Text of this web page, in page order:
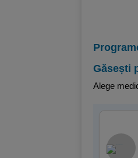
Găsești
Alege